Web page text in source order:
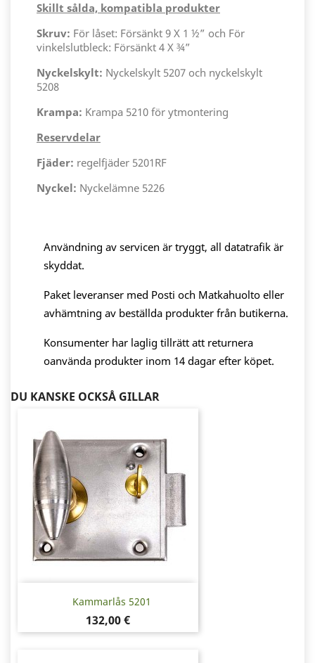
Skillt sålda, kompatibla produkter
Skruv: För låset: Försänkt 9 X 1 ½” och För
vinkelslutbleck: Försänkt 4 X ¾”
Nyckelskylt: Nyckelskylt 5207 och nyckelskylt
5208
Krampa: Krampa 5210 för ytmontering
Reservdelar
Fjäder: regelfjäder 5201RF
Nyckel: Nyckelämne 5226
Användning av servicen är tryggt, all datatrafik är
skyddat.
Paket leveranser med Posti och Matkahuolto eller
avhämtning av beställda produkter från butikerna.
Konsumenter har laglig tillrätt att returnera
oanvända produkter inom 14 dagar efter köpet.
DU KANSKE OCKSÅ GILLAR
Kammarlås 5201
Pris
132,00 €